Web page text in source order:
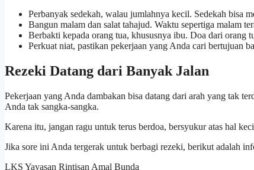
Perbanyak sedekah, walau jumlahnya kecil. Sedekah bisa
Bangun malam dan salat tahajud. Waktu sepertiga malam
Berbakti kepada orang tua, khususnya ibu. Doa dari orang
Perkuat niat, pastikan pekerjaan yang Anda cari bertujuan
Rezeki Datang dari Banyak Jalan
Pekerjaan yang Anda dambakan bisa datang dari arah yang tak
Anda tak sangka-sangka.
Karena itu, jangan ragu untuk terus berdoa, bersyukur atas hal
Jika sore ini Anda tergerak untuk berbagi rezeki, berikut adalah
LKS Yayasan Rintisan Amal Bunda